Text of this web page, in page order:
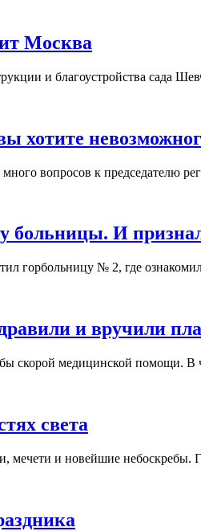
Москва
и благоустройства сада
хотите
много вопросов к председателю
больницы. И
горбольницу № 2, где
и вручили
скорой медицинской помощи. В
света
мечети и новейшие